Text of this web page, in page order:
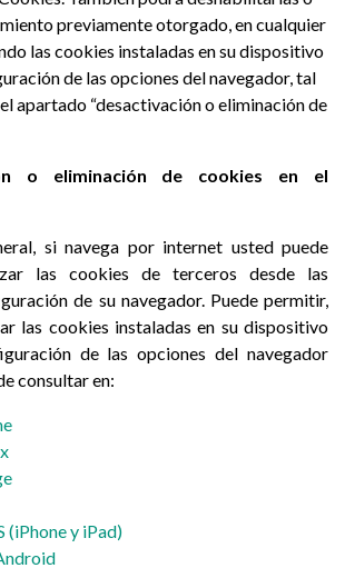
previamente otorgado, en cualquier
las cookies instaladas en su dispositivo
de las opciones del navegador, tal
apartado “desactivación o eliminación de
o eliminación de cookies en el
si navega por internet usted puede
las cookies de terceros desde las
de su navegador. Puede permitir,
las cookies instaladas en su dispositivo
de las opciones del navegador
consultar en:
(iPhone y iPad)